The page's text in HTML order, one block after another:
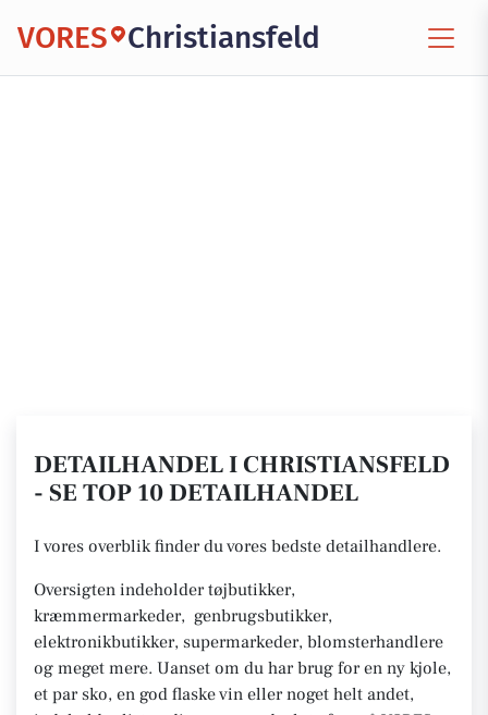
VORES Christiansfeld
DETAILHANDEL I CHRISTIANSFELD
- SE TOP 10 DETAILHANDEL
I vores overblik finder du vores bedste detailhandlere.
Oversigten indeholder tøjbutikker,
kræmmermarkeder, genbrugsbutikker,
elektronikbutikker, supermarkeder, blomsterhandlere
og meget mere. Uanset om du har brug for en ny kjole,
et par sko, en god flaske vin eller noget helt andet,